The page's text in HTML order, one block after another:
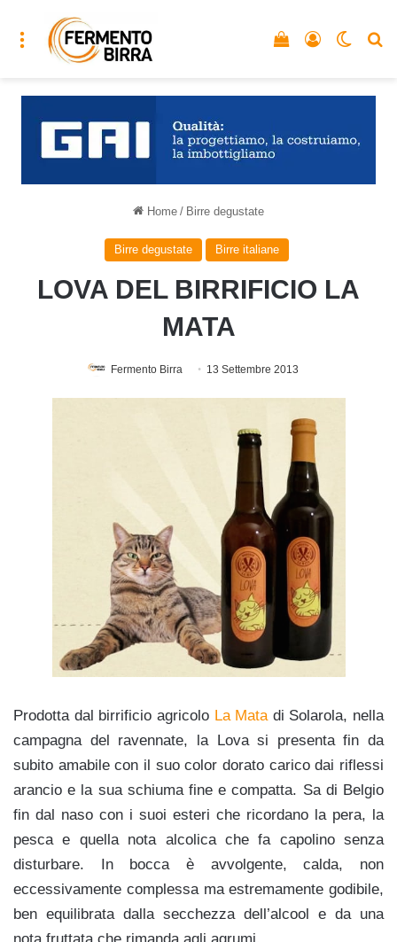
Menu Accedi
Vedi il carrello
Home / Birre degustate
Birre degustate Birre italiane
LOVA DEL BIRRIFICIO LA
MATA
Fermento Birra 13 Settembre 2013
Prodotta dal birrificio agricolo La Mata di Solarola, nella
campagna del ravennate, la Lova si presenta fin da
subito amabile con il suo color dorato carico dai riflessi
arancio e la sua schiuma fine e compatta. Sa di Belgio
fin dal naso con i suoi esteri che ricordano la pera, la
pesca e quella nota alcolica che fa capolino senza
disturbare. In bocca è avvolgente, calda, non
eccessivamente complessa ma estremamente godibile,
ben equilibrata dalla secchezza dell’alcool e da una
nota fruttata che rimanda agli agrumi.